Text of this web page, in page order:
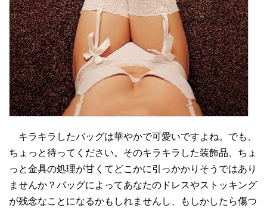
キラキラしたバッグは華やかで可愛いですよね。でも、
ちょっと待ってください。そのキラキラした装飾品、ちょ
っと金具の処理が甘くてどこかに引っかかりそうではあり
ませんか？バッグによってあなたのドレスやストッキング
が残念なことになるかもしれませんし、もしかしたら傷つ